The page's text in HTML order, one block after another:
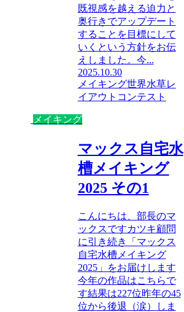
既視感を越える迫力と
奥行きでアップデート
することを目標にして
いくという方針をお伝
えしました。今...
2025.10.30
メイキング世界水草レ
イアウトコンテスト
メイキング
マックス自宅水
槽メイキング
2025 その1
こんにちは、部長のマ
ックスですカツキ顧問
に引き続き「マックス
自宅水槽メイキング
2025」をお届けします
今年の作品はこちらで
す結果は227位昨年の45
位から後退（涙）しま